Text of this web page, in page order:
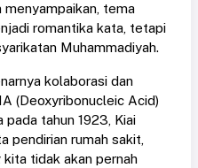
menyampaikan, tema
romantika kata, tetapi
Muhammadiyah.
kolaborasi dan
(Deoxyribonucleic Acid)
pada tahun 1923, Kiai
pendirian rumah sakit,
tidak akan pernah